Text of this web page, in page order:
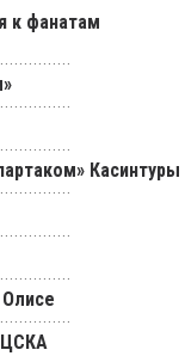
к фанатам
Касинтуры
Олисе
ЦСКА